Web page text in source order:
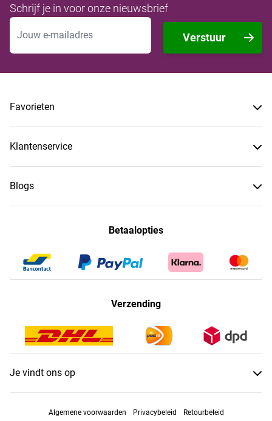
Schrijf je in voor onze nieuwsbrief
E-mailadres
Verstuur
Favorieten
Klantenservice
Blogs
Betaalopties
Verzending
Je vindt ons op
Algemene voorwaarden Privacybeleid Retourbeleid